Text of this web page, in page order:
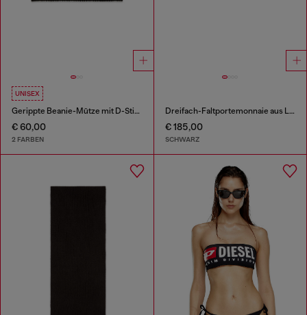
UNISEX
Gerippte Beanie-Mütze mit D-Stickerei
€ 60,00
2 FARBEN
Dreifach-Faltportemonnaie aus Leder
€ 185,00
SCHWARZ